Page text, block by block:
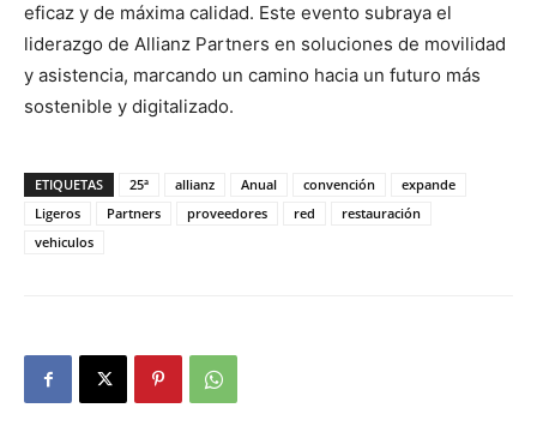
eficaz y de máxima calidad. Este evento subraya el
liderazgo de Allianz Partners en soluciones de movilidad
y asistencia, marcando un camino hacia un futuro más
sostenible y digitalizado.
ETIQUETAS 25ª allianz Anual convención
expande
Ligeros
Partners proveedores red
restauración
vehiculos